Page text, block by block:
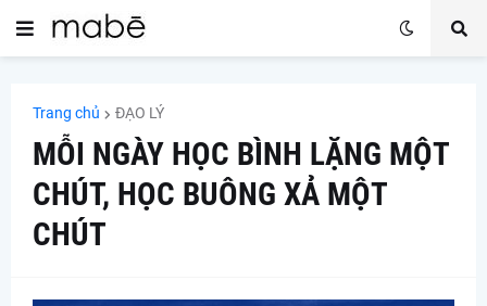
Trang chủ ĐẠO LÝ
MỖI NGÀY HỌC BÌNH LẶNG MỘT
CHÚT, HỌC BUÔNG XẢ MỘT
CHÚT